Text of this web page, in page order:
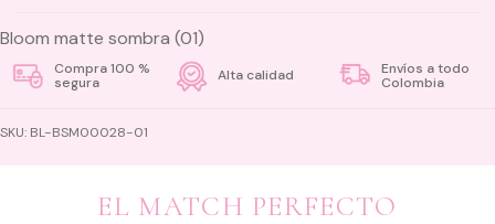
Bloom matte sombra (01)
Compra 100 %
segura
Alta calidad
Envíos a todo
Colombia
SKU: BL-BSM00028-01
EL MATCH PERFECTO